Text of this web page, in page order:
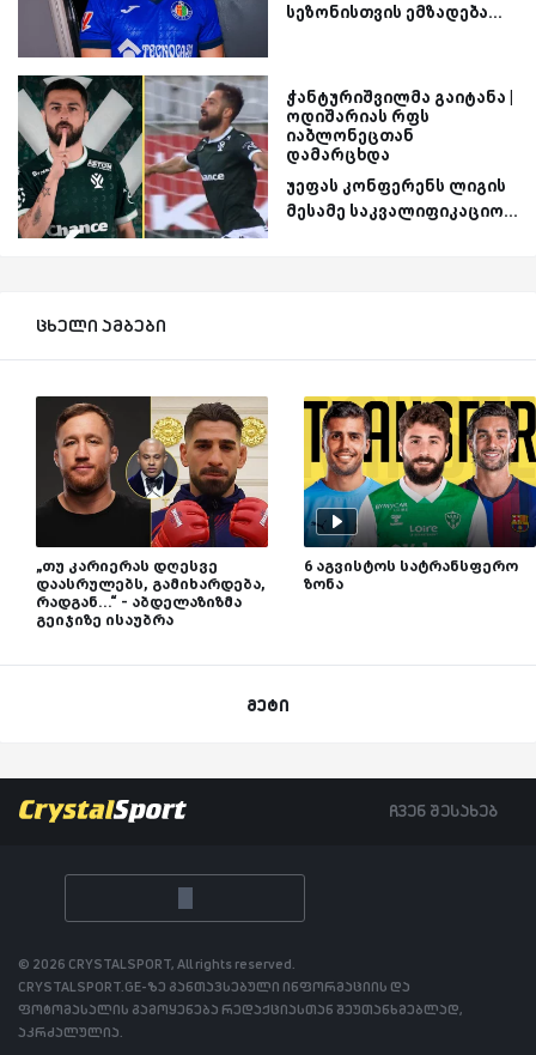
სეზონისთვის ემზადება...
ჭანტურიშვილმა გაიტანა |
ოდიშარიას რფს
იაბლონეცთან
დამარცხდა
უეფას კონფერენს ლიგის
მესამე საკვალიფიკაციო...
ცხელი ამბები
„თუ კარიერას დღესვე
დაასრულებს, გამიხარდება,
რადგან...“ - აბდელაზიზმა
გეიჯიზე ისაუბრა
6 აგვისტოს სატრანსფერო
ზონა
მეტი
ჩვენ შესახებ
© 2026 CRYSTALSPORT, All rights reserved.
CRYSTALSPORT.GE-ზე განთავსებული ინფორმაციის და
ფოტომასალის გამოყენება რედაქციასთან შეუთანხმებლად,
აკრძალულია.